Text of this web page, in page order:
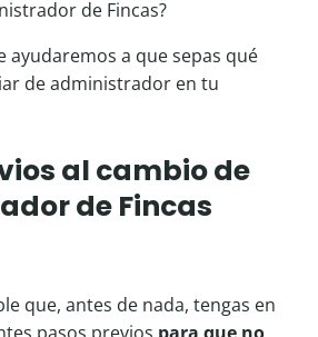
de Fincas?
ayudaremos a que sepas qué
de administrador en tu
al cambio de
de Fincas
que, antes de nada, tengas en